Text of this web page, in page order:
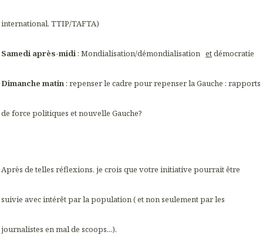
international, TTIP/TAFTA)
Samedi après-midi: Mondialisation/démondialisation etdémocratie
Dimanche matin: repenser le cadre pour repenser la Gauche : rapports
de force politiques et nouvelle Gauche?
Après de telles réflexions, je crois que votre initiative pourrait être
suivie avec intérêt par la population ( et non seulement par les
journalistes en mal de scoops...).